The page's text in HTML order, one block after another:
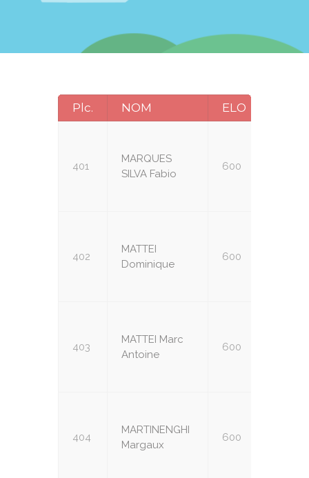
Plc. NOM ELO
401
MARQUES
SILVA Fabio
600
402
MATTEI
Dominique
600
403
MATTEI Marc
Antoine
600
404
MARTINENGHI
Margaux
600